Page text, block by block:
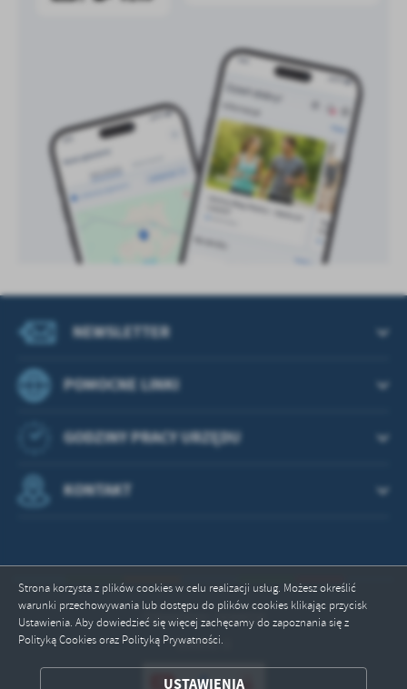
Strona korzysta z plików cookies w celu realizacji usług. Możesz określić
warunki przechowywania lub dostępu do plików cookies klikając przycisk
Ustawienia. Aby dowiedzieć się więcej zachęcamy do zapoznania się z
Polityką Cookies oraz Polityką Prywatności.
USTAWIENIA
ZAPISZ WYBRANE
POMOCNE LINKI
NEWSLETTER
GODZINY PRACY URZĘDU
KONTAKT
Odwiedzin: 2644058
Online: 8